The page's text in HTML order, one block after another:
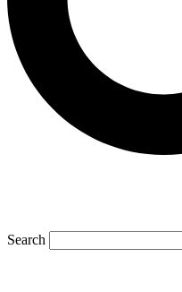
Search